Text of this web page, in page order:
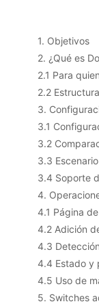
1. Objetivos
2. ¿Qué es
2.1 Para
2.2 Estructura
3.
3.1
3.2
3.3
3.4 Soporte
4.
4.1 Página
4.2 Adición
4.3
4.4 Estado y
4.5 Uso de
5. Switches